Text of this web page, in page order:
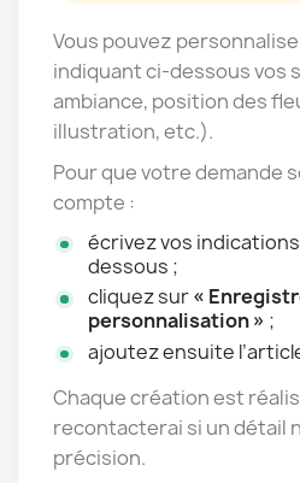
Vous pouvez
indiquant ci-dessous vos
ambiance, position des
illustration, etc.).
Pour que votre demande
compte :
écrivez vos
dessous ;
cliquez sur«
personnalisation » ;
ajoutez ensuite
Chaque création est
recontacterai si un détail
précision.